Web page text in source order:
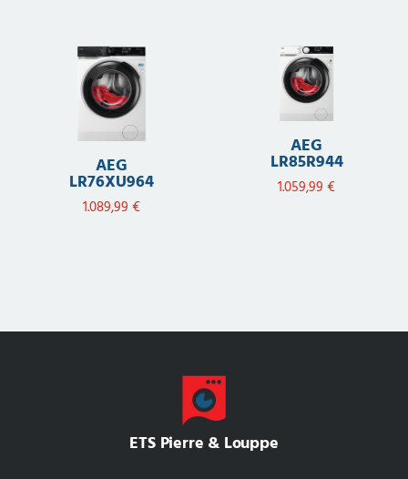
AEG
LR76XU964
1.089,99 €
AEG
LR85R944
1.059,99 €
ETS Pierre & Louppe